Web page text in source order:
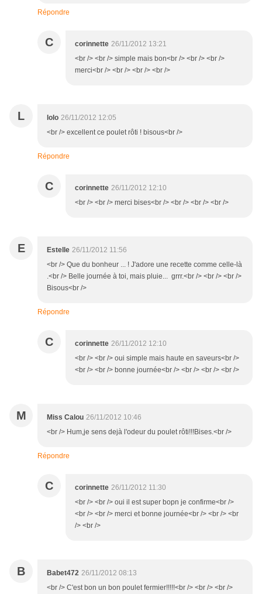
Répondre
C corinnette 26/11/2012 13:21
<br /> <br /> simple mais bon<br /> <br /> <br />
merci<br /> <br /> <br /> <br />
L lolo 26/11/2012 12:05
<br /> excellent ce poulet rôti ! bisous<br />
Répondre
C corinnette 26/11/2012 12:10
<br /> <br /> merci bises<br /> <br /> <br /> <br />
E Estelle 26/11/2012 11:56
<br /> Que du bonheur ... ! J'adore une recette comme celle-là
.<br /> Belle journée à toi, mais pluie... grrr.<br /> <br /> <br />
Bisous<br />
Répondre
C corinnette 26/11/2012 12:10
<br /> <br /> oui simple mais haute en saveurs<br />
<br /> <br /> bonne journée<br /> <br /> <br /> <br />
M Miss Calou 26/11/2012 10:46
<br /> Hum,je sens dejà l'odeur du poulet rôti!!!Bises.<br />
Répondre
C corinnette 26/11/2012 11:30
<br /> <br /> oui il est super bopn je confirme<br />
<br /> <br /> merci et bonne journée<br /> <br /> <br
/> <br />
B Babet472 26/11/2012 08:13
<br /> C'est bon un bon poulet fermier!!!!!<br /> <br /> <br />